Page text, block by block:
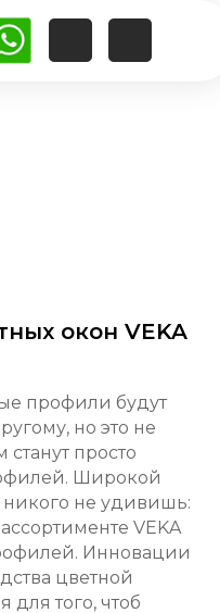
окон VEKA
профили будут
но это не
станут просто
Широкой
не удивишь:
VEKA
Инновации
цветной
для того, чтоб